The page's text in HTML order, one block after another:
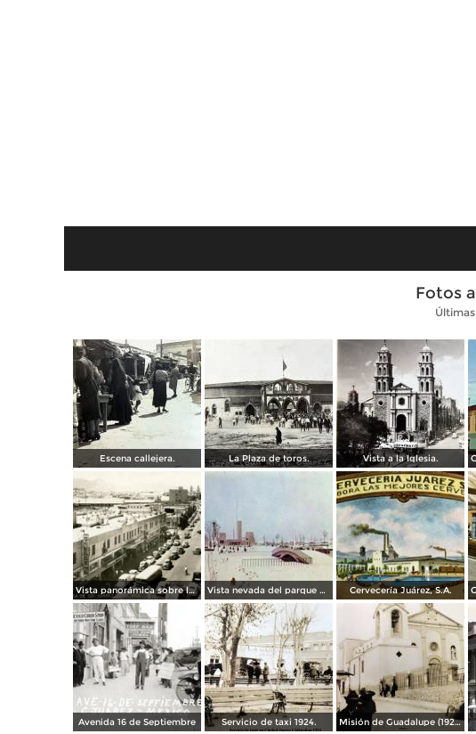
Fotos
Escena callejera. La Plaza de toros. Vista a la Iglesia.
Vista panorámica sobre la Avenida 16 de Septiembre Vista nevada del parque El Chamizal Cervecería Juárez, S.A.
Avenida 16 de Septiembre Servicio de taxi 1924. Misión de Guadalupe (1924)